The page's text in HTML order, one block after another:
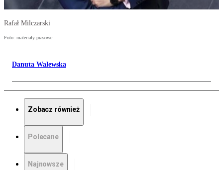
Rafał Milczarski
Foto: materiały prasowe
Danuta Walewska
Zobacz również
Polecane
Najnowsze